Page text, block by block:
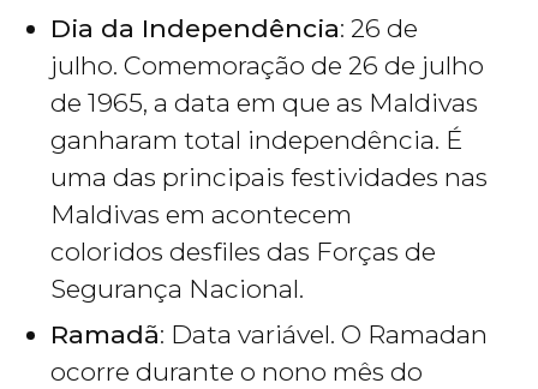
Dia da Independência: 26 de
julho. Comemoração de 26 de julho
de 1965, a data em que as Maldivas
ganharam total independência. É
uma das principais festividades nas
Maldivas em acontecem
coloridos desfiles das Forças de
Segurança Nacional.
Ramadã: Data variável. O Ramadan
ocorre durante o nono mês do